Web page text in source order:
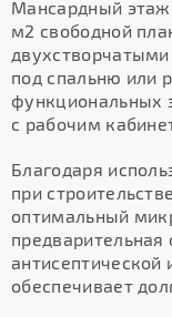
Мансардный этаж
м2 свободной
под спальню или
функциональных
с рабочим
Благодаря
при
оптимальный
обеспечивает